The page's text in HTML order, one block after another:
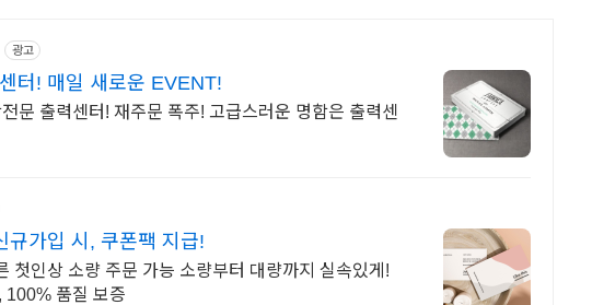
광고
터! 매일 새로운 EVENT!
문 출력센터! 재주문 폭주! 고급스러운 명함은 출력센
규가입 시, 쿠폰팩 지급!
첫인상 소량 주문 가능 소량부터 대량까지 실속있게!
100% 품질 보증